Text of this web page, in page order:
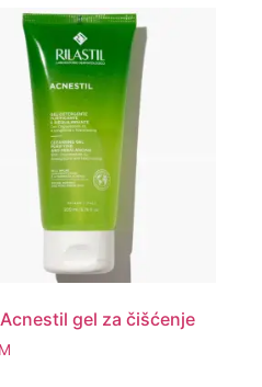
gel za čišćenje